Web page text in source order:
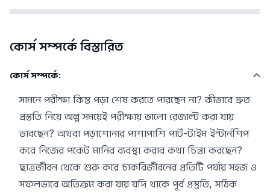
কোর্স সম্পর্কে বিস্তারিত
কোর্স সম্পর্কে:
সামনে পরীক্ষা কিন্ত পড়া শেষ করতে পারছেন না? কীভাবে দ্রুত
প্রস্ততি নিয়ে অল্প সময়েই পরীক্ষায় ভালো রেজাল্ট করা যায়
ভাবছেন? অথবা পড়াশোনার পাশাপাশি পার্ট-টাইম ইন্টার্নশিপ
করে নিজের পকেট মানির ব্যবস্থা করার কথা চিন্তা করছেন?
ছাত্রজীবন থেকে শুরু করে চাকরিজীবনের প্রতিটি পর্যায় সহজ ও
সফলভাবে অতিক্রম করা যায় যদি থাকে পূর্ব প্রস্তুতি, সঠিক